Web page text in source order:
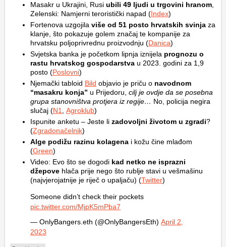
Masakr u Ukrajini, Rusi ubili 49 ljudi u trgovini hranom
Zelenski: Namjerni teroristički napad (Index)
Fortenova uzgojila više od 51 posto hrvatskih svinja za
klanje, što pokazuje golem značaj te kompanije za
hrvatsku poljoprivrednu proizvodnju (Danica)
Svjetska banka je početkom lipnja iznijela prognozu o
rastu hrvatskog gospodarstva u 2023. godini za 1,9
posto (Poslovni)
Njemački tabloid Bild objavio je priču o navodnom
“masakru konja” u Prijedoru, cilj je ovdje da se posebna
grupa stanovništva protjera iz regije… No, policija negira
slučaj (N1 Agroklub)
Ispunite anketu – Jeste li zadovoljni životom u zgradi?
(Zgradonačelnik)
Alge podižu razinu kolagena i kožu čine mlađom
(Green)
Video: Evo što se dogodi kad netko ne isprazni
džepove hlača prije nego što rublje stavi u vešmašinu
(najvjerojatnije je riječ o upaljaču) (Twitter)
Someone didn’t check their pockets
pic.twitter.com/MjpK5mPba7
— OnlyBangers.eth (@OnlyBangersEth) April 2,
2023